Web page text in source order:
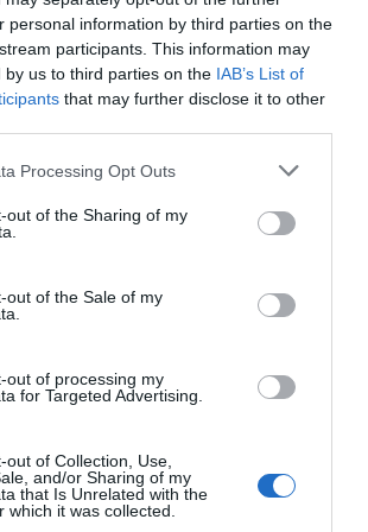
personal information by third parties on the
participants. This information may
by us to third parties on the IAB’s List of
that may further disclose it to other
Processing Opt Outs
out of the Sharing of my
out of the Sale of my
out of processing my
for Targeted Advertising.
out of Collection, Use,
and/or Sharing of my
that Is Unrelated with the
which it was collected.
Huawei: lo que importan
Pantoja pierde dos pleitos
Hacienda por 700.000
suma y sigue
López